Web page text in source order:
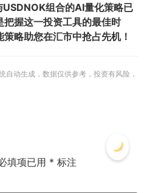
组合的AI量化策略已
把握这一投资工具的最佳时
略助您在汇市中抢占先机！
自动生成，数据仅供参考，投资有风险，
填项已用 * 标注